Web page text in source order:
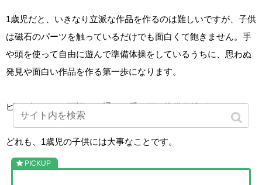
1歳児だと、いきなり立派な作品を作るのは難しいですが、子供
は磁石のパーツを触っているだけでも面白くて飽きません。手
や頭を使って自由に遊んで準備体操をしているうちに、思わぬ
発見や面白い作品を作る第一歩になります。
ピタゴラスでは下記の10通りの手と頭の準備体操ができます。
どれも、1歳児の子供には大事なことです。